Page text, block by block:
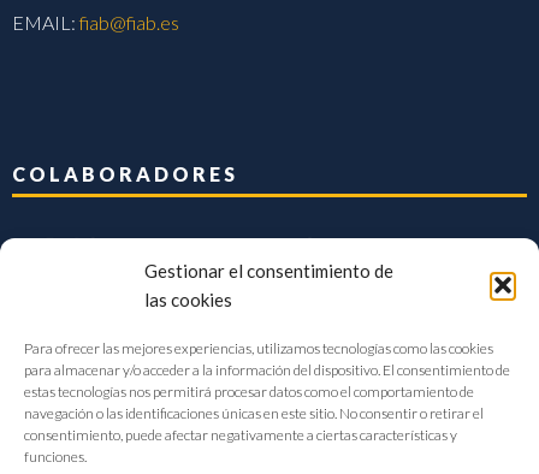
Gestionar el consentimiento de
las cookies
Para ofrecer las mejores experiencias, utilizamos tecnologías como las cookies
para almacenar y/o acceder a la información del dispositivo. El consentimiento de
estas tecnologías nos permitirá procesar datos como el comportamiento de
navegación o las identificaciones únicas en este sitio. No consentir o retirar el
consentimiento, puede afectar negativamente a ciertas características y
funciones.
EMAIL:fiab@fiab.es
COLABORADORES